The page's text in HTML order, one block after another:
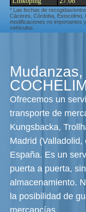
* Las fechas de recogidas/
Cáceres, Córdoba, Estocolmo,
modificaciones no importantes
vehículos.
Ofrecemos un
transporte de
Kungsbacka,
Madrid
España. Es un
puerta a puerta,
almacenamiento.
la posibilidad de